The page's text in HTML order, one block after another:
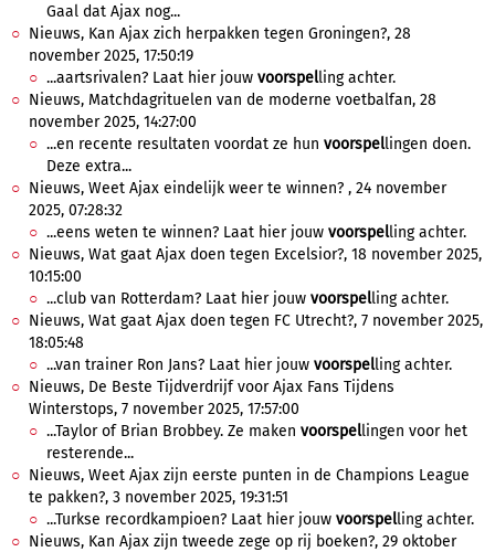
Gaal dat Ajax nog...
Nieuws, Kan Ajax zich herpakken tegen Groningen?, 28
november 2025, 17:50:19
...aartsrivalen? Laat hier jouw voorspelling achter.
Nieuws, Matchdagrituelen van de moderne voetbalfan, 28
november 2025, 14:27:00
...en recente resultaten voordat ze hun voorspellingen doen.
Deze extra...
Nieuws, Weet Ajax eindelijk weer te winnen? , 24 november
2025, 07:28:32
...eens weten te winnen? Laat hier jouw voorspelling achter.
Nieuws, Wat gaat Ajax doen tegen Excelsior?, 18 november 2025,
10:15:00
...club van Rotterdam? Laat hier jouw voorspelling achter.
Nieuws, Wat gaat Ajax doen tegen FC Utrecht?, 7 november 2025,
18:05:48
...van trainer Ron Jans? Laat hier jouw voorspelling achter.
Nieuws, De Beste Tijdverdrijf voor Ajax Fans Tijdens
Winterstops, 7 november 2025, 17:57:00
...Taylor of Brian Brobbey. Ze maken voorspellingen voor het
resterende...
Nieuws, Weet Ajax zijn eerste punten in de Champions League
te pakken?, 3 november 2025, 19:31:51
...Turkse recordkampioen? Laat hier jouw voorspelling achter.
Nieuws, Kan Ajax zijn tweede zege op rij boeken?, 29 oktober